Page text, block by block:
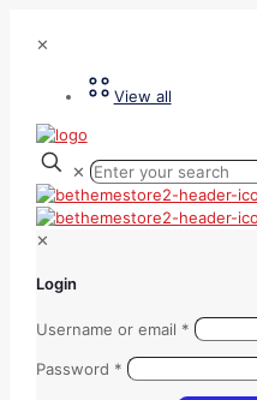
✕
View all
✕
✕
Login
Username or email *
Password *